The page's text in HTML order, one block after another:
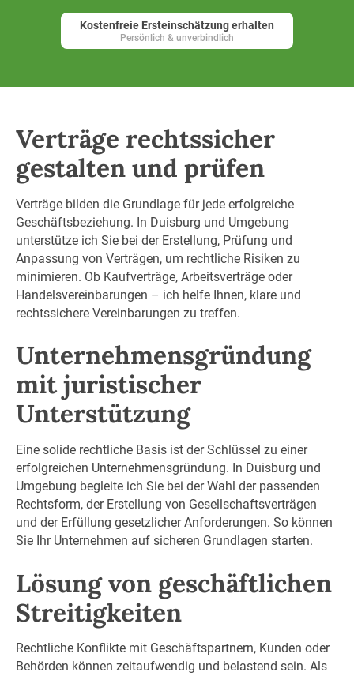
Kostenfreie Ersteinschätzung erhalten
Persönlich & unverbindlich
Verträge rechtssicher
gestalten und prüfen
Verträge bilden die Grundlage für jede erfolgreiche
Geschäftsbeziehung. In Duisburg und Umgebung
unterstütze ich Sie bei der Erstellung, Prüfung und
Anpassung von Verträgen, um rechtliche Risiken zu
minimieren. Ob Kaufverträge, Arbeitsverträge oder
Handelsvereinbarungen – ich helfe Ihnen, klare und
rechtssichere Vereinbarungen zu treffen.
Unternehmensgründung
mit juristischer
Unterstützung
Eine solide rechtliche Basis ist der Schlüssel zu einer
erfolgreichen Unternehmensgründung. In Duisburg und
Umgebung begleite ich Sie bei der Wahl der passenden
Rechtsform, der Erstellung von Gesellschaftsverträgen
und der Erfüllung gesetzlicher Anforderungen. So können
Sie Ihr Unternehmen auf sicheren Grundlagen starten.
Lösung von geschäftlichen
Streitigkeiten
Rechtliche Konflikte mit Geschäftspartnern, Kunden oder
Behörden können zeitaufwendig und belastend sein. Als